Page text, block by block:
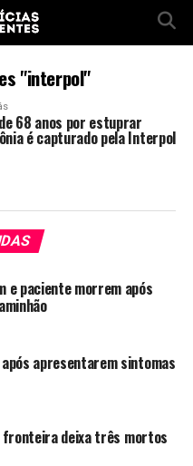
"interpol"
68 anos por estuprar
é capturado pela Interpol
e paciente morrem após
apresentarem sintomas
fronteira deixa três mortos